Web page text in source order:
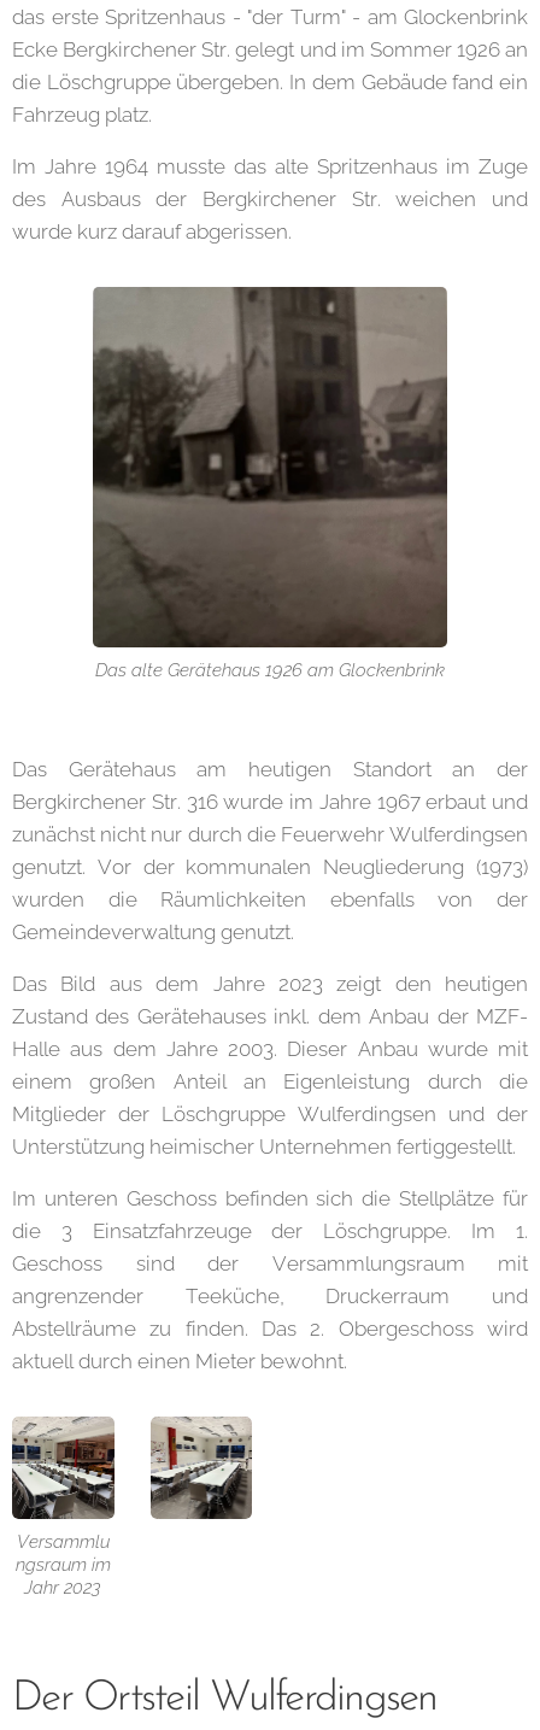
das erste Spritzenhaus - "der Turm" - am Glockenbrink
Ecke Bergkirchener Str. gelegt und im Sommer 1926 an
die Löschgruppe übergeben. In dem Gebäude fand ein
Fahrzeug platz.
Im Jahre 1964 musste das alte Spritzenhaus im Zuge
des Ausbaus der Bergkirchener Str. weichen und
wurde kurz darauf abgerissen.
Das alte Gerätehaus 1926 am Glockenbrink
Das Gerätehaus am heutigen Standort an der
Bergkirchener Str. 316 wurde im Jahre 1967 erbaut und
zunächst nicht nur durch die Feuerwehr Wulferdingsen
genutzt. Vor der kommunalen Neugliederung (1973)
wurden die Räumlichkeiten ebenfalls von der
Gemeindeverwaltung genutzt.
Das Bild aus dem Jahre 2023 zeigt den heutigen
Zustand des Gerätehauses inkl. dem Anbau der MZF-
Halle aus dem Jahre 2003. Dieser Anbau wurde mit
einem großen Anteil an Eigenleistung durch die
Mitglieder der Löschgruppe Wulferdingsen und der
Unterstützung heimischer Unternehmen fertiggestellt.
Im unteren Geschoss befinden sich die Stellplätze für
die 3 Einsatzfahrzeuge der Löschgruppe. Im 1.
Geschoss sind der Versammlungsraum mit
angrenzender Teeküche, Druckerraum und
Abstellräume zu finden. Das 2. Obergeschoss wird
aktuell durch einen Mieter bewohnt.
Versammlu
ngsraum im
Jahr 2023
Der Ortsteil Wulferdingsen